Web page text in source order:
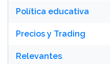
Política educativa
Precios y Trading
Relevantes